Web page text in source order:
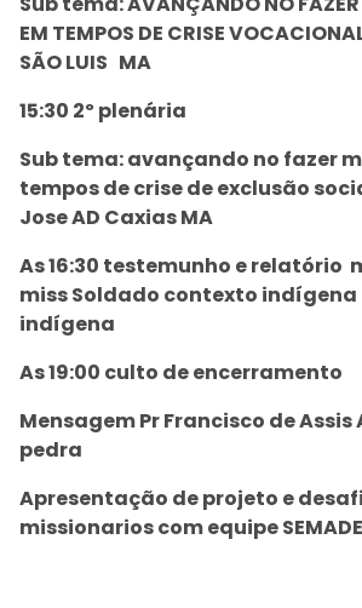
EM TEMPOS DE CRISE
SÃO LUIS MA
15:30 2º plenária
Sub tema: avançando no fazer
tempos de crise de exclusão
Jose AD Caxias MA
As 16:30 testemunho e relatório
miss Soldado contexto indígena
indígena
As 19:00 culto de encerramento
Mensagem Pr Francisco de Assis
pedra
Apresentação de projeto e
missionarios com equipe